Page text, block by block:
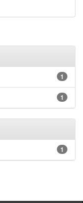
1
1
1